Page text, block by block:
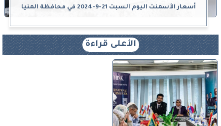
أسعار الأسمنت اليوم السبت 21-9-2024 في محافظة المنيا
الأعلى قراءة